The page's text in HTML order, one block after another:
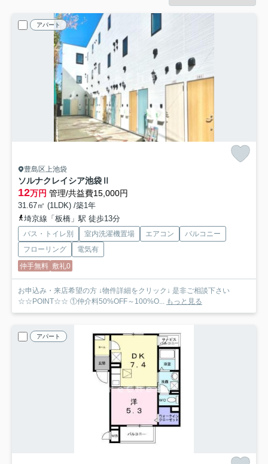
アパート
豊島区上池袋
ソルナクレイシア池袋Ⅱ
12万円 管理/共益費15,000円
31.67㎡ (1LDK) /築1年
埼京線「板橋」駅 徒歩13分
バス・トイレ別 室内洗濯機置場 エアコン
バルコニー
フローリング
電気有
仲手無料 敷礼0
お申込み・来店希望の方 ↓物件詳細をクリック↓ 是非ご相談下さい
☆☆POINT☆☆ ①仲介料50%OFF～100%O... もっと見る
アパート